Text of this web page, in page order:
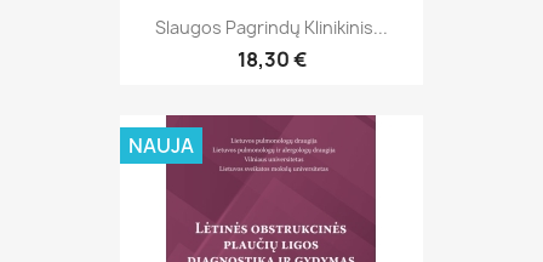
Slaugos Pagrindų Klinikinis...
18,30 €
NAUJA